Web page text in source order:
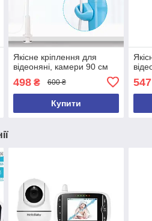
Якісне кріплення для
відеоняні, камери 90 см
498₴ 600 ₴
Купити